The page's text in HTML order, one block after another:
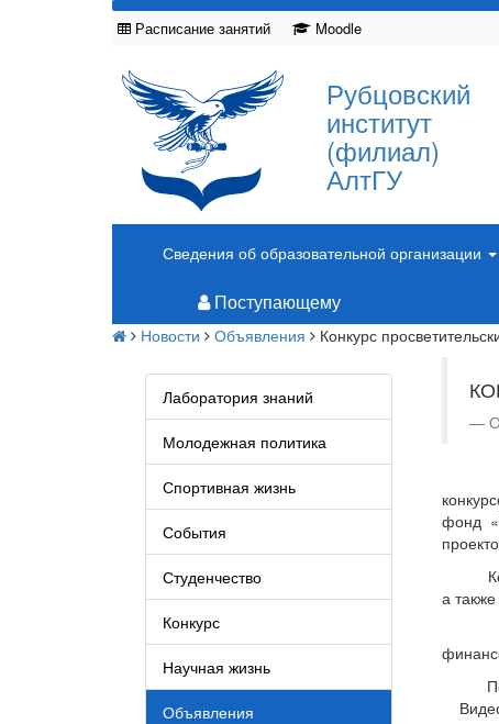
Расписание занятий Moodle
Рубцовский
институт
(филиал)
АлтГУ
Сведения об образовательной организации
Поступающему
Новости Объявления Конкурс
Лаборатория знаний
Молодежная политика
Спортивная жизнь
События
Студенчество
Конкурс
Научная жизнь
Объявления
фонд
а
Видео